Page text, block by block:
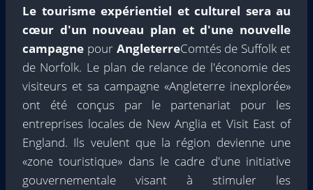
Le tourisme expérientiel et culturel sera au
cœur d'un nouveau plan et d'une nouvelle
campagne pour AngleterreComtés de Suffolk et
de Norfolk. Le plan de relance de l'économie des
visiteurs et sa campagne «Angleterre inexplorée»
ont été conçus par le partenariat pour les
entreprises locales de New Anglia et Visit East of
England. Ils veulent que la région devienne une
«zone touristique» dans le cadre d'une initiative
gouvernementale visant à stimuler les